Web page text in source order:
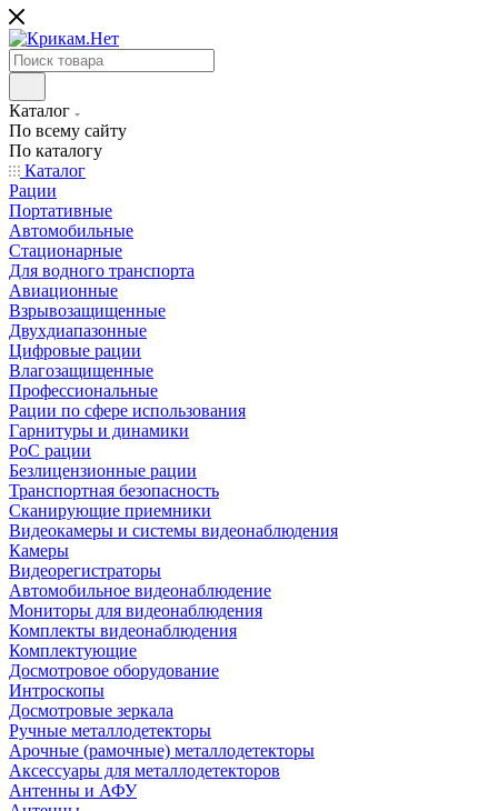
Каталог
По всему сайту
По каталогу
Каталог
Рации
Портативные
Автомобильные
Стационарные
Для водного транспорта
Авиационные
Взрывозащищенные
Двухдиапазонные
Цифровые рации
Влагозащищенные
Профессиональные
Рации по сфере использования
Гарнитуры и динамики
PoC рации
Безлицензионные рации
Транспортная безопасность
Сканирующие приемники
Видеокамеры и системы видеонаблюдения
Камеры
Видеорегистраторы
Автомобильное видеонаблюдение
Мониторы для видеонаблюдения
Комплекты видеонаблюдения
Комплектующие
Досмотровое оборудование
Интроскопы
Досмотровые зеркала
Ручные металлодетекторы
Арочные (рамочные) металлодетекторы
Аксессуары для металлодетекторов
Антенны и АФУ